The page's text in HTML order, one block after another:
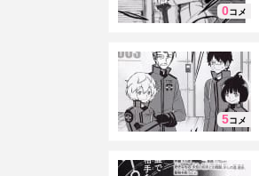
0コメ
5コメ